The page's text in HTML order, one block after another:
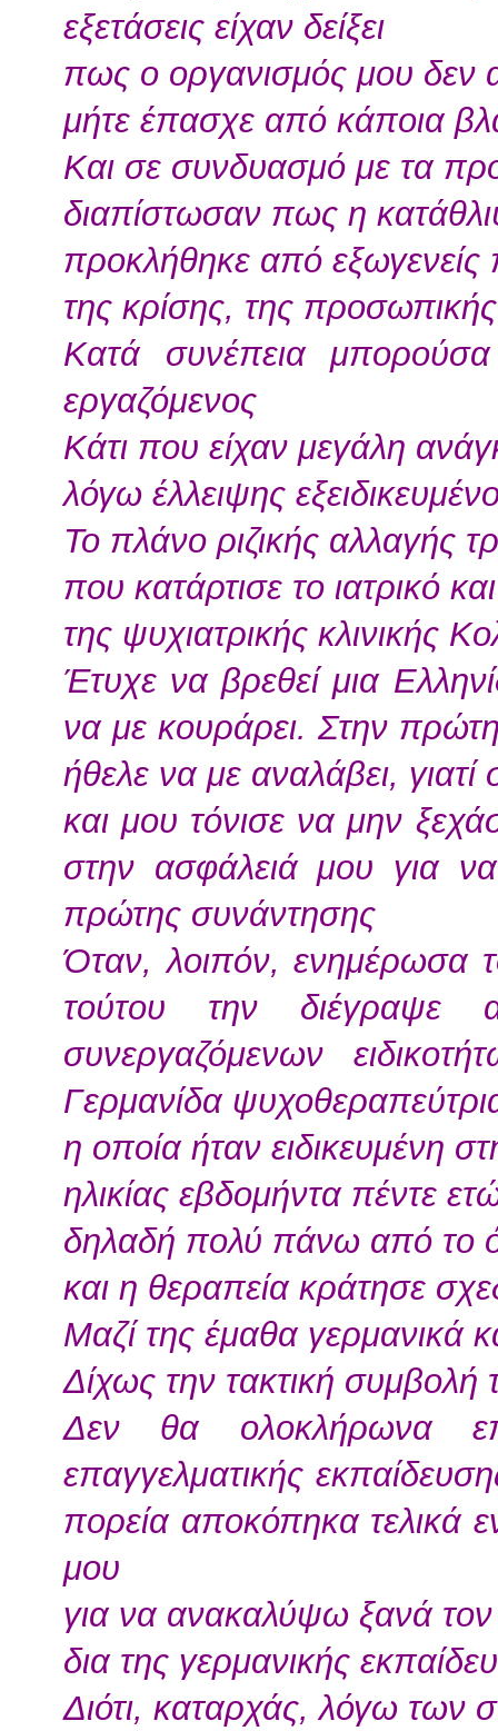
εξετάσεις είχαν δείξει
πως ο οργανισμός μου δεν
μήτε έπασχε από κάποια
Και σε συνδυασμό με τα
διαπίστωσαν πως η
προκλήθηκε από εξωγενείς
της κρίσης, της
Κατά συνέπεια
εργαζόμενος
Κάτι που είχαν μεγάλη
λόγω έλλειψης
Το πλάνο ριζικής αλλαγής
που κατάρτισε το ιατρικό
της ψυχιατρικής κλινικής
Έτυχε να βρεθεί μια
να με κουράρει. Στην
ήθελε να με αναλάβει, γιατί
και μου τόνισε να μην
στην ασφάλειά μου για
πρώτης συνάντησης
Όταν, λοιπόν, ενημέρωσα
τούτου την διέγραψε
συνεργαζόμενων
Γερμανίδα
η οποία ήταν ειδικευμένη
ηλικίας εβδομήντα πέντε
δηλαδή πολύ πάνω από το
και η θεραπεία κράτησε
Μαζί της έμαθα γερμανικά
Δίχως την τακτική συμβολή
Δεν θα ολοκλήρωνα
επαγγελματικής
πορεία αποκόπηκα τελικά
μου
για να ανακαλύψω ξανά
δια της γερμανικής
Διότι, καταρχάς, λόγω των